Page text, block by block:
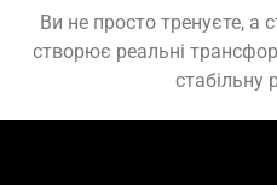
Ви не просто тренуєте, а
створює реальні
стабільну